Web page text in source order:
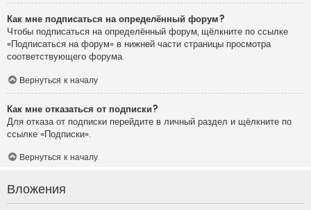
Как мне подписаться на определённый форум?
Чтобы подписаться на определённый форум, щёлкните по ссылке
«Подписаться на форум» в нижней части страницы просмотра
соответствующего форума.
Вернуться к началу
Как мне отказаться от подписки?
Для отказа от подписки перейдите в личный раздел и щёлкните по
ссылке «Подписки».
Вернуться к началу
Вложения